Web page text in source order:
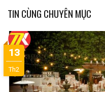
TIN CÙNG CHUYÊN MỤC
13
Th2